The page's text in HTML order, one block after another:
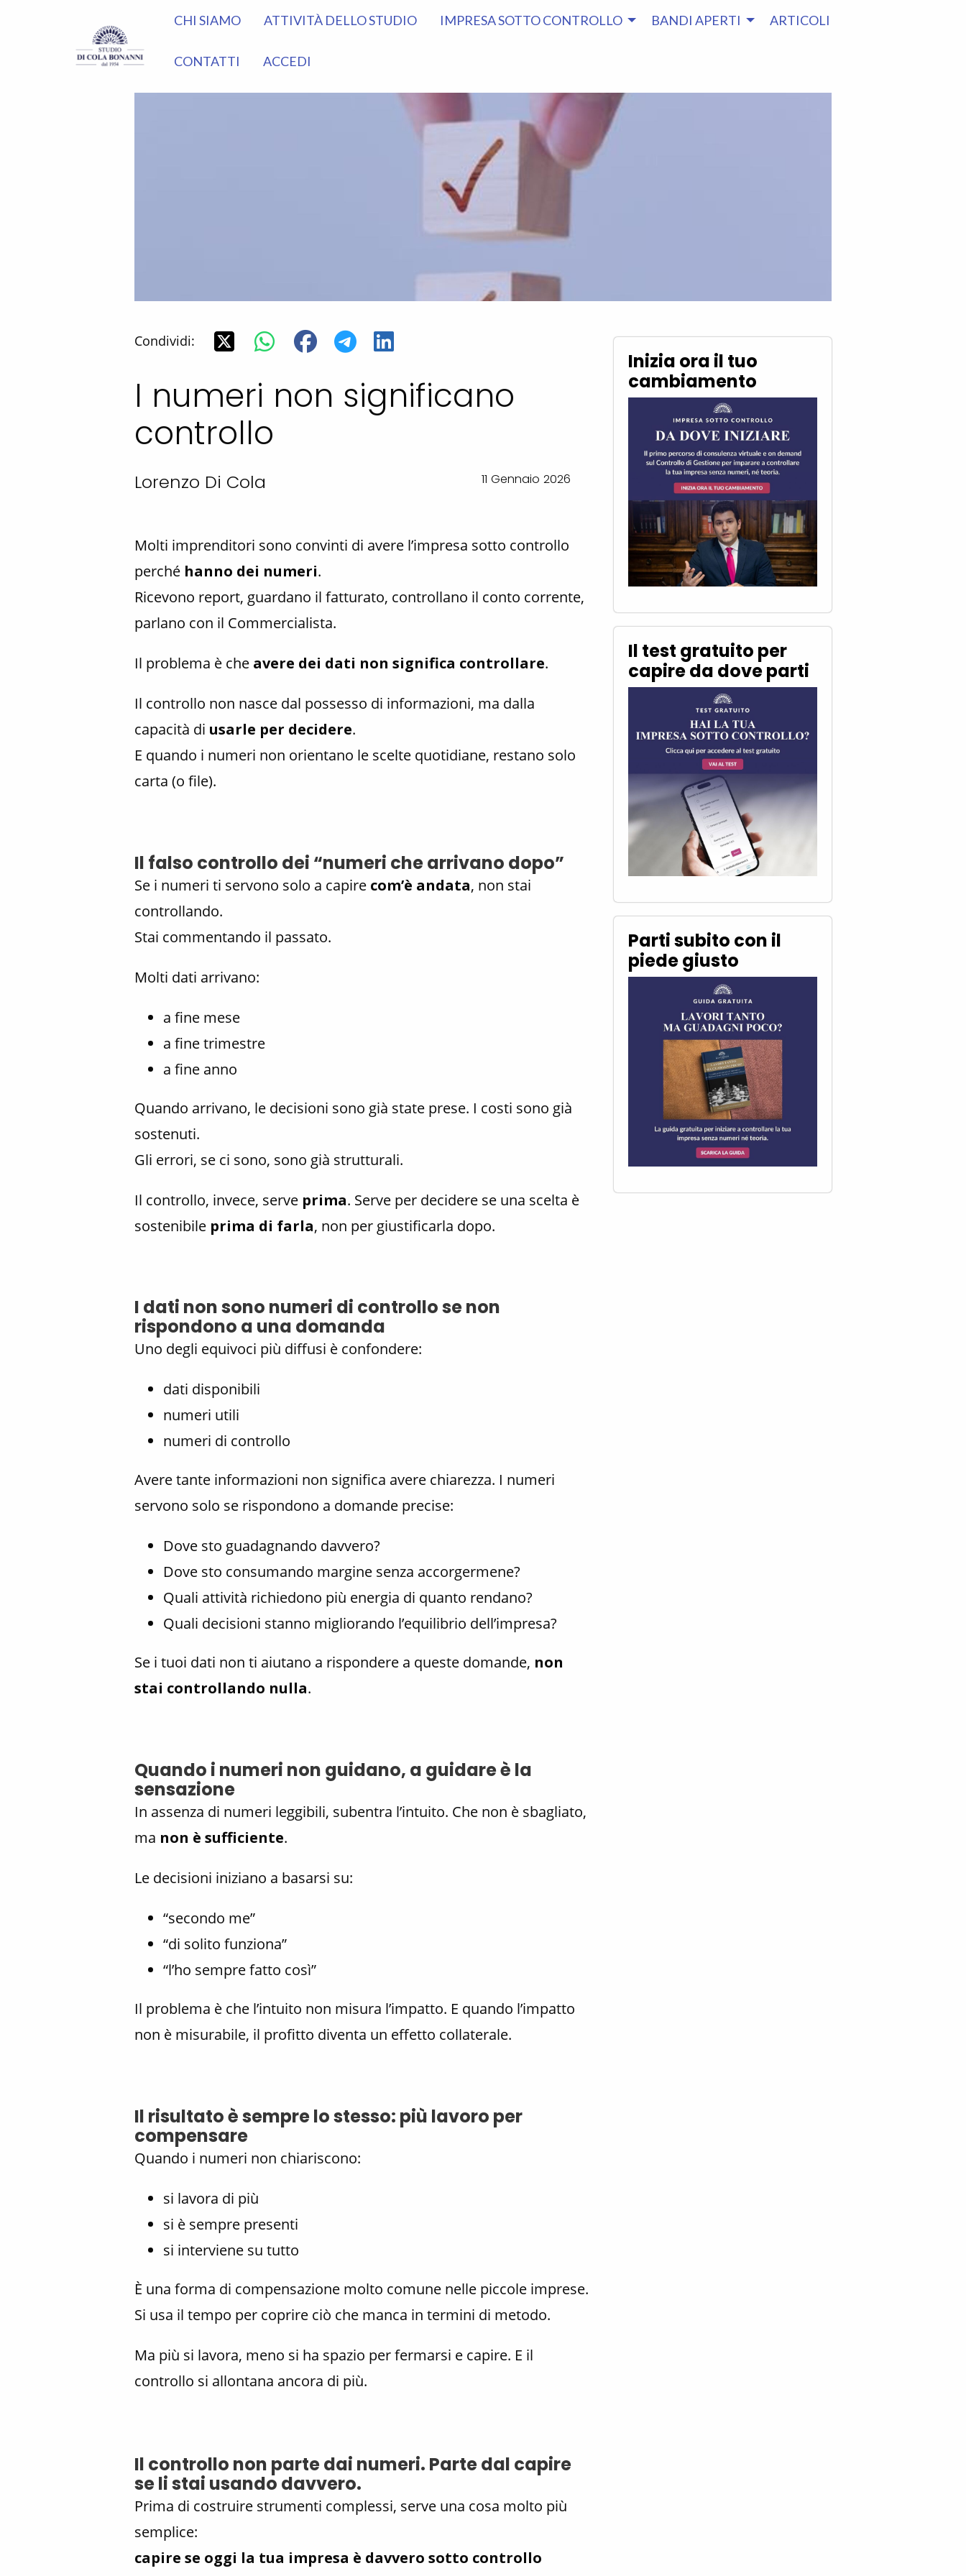
CHI SIAMO ATTIVITÀ DELLO STUDIO IMPRESA SOTTO CONTROLLO BANDI APERTI ARTICOLI
CONTATTI ACCEDI
Condividi:
I numeri non significano
controllo
Lorenzo Di Cola 11 Gennaio 2026
Molti imprenditori sono convinti di avere l’impresa sotto controllo
perché hanno dei numeri.
Ricevono report, guardano il fatturato, controllano il conto corrente,
parlano con il Commercialista.
Il problema è che avere dei dati non significa controllare.
Il controllo non nasce dal possesso di informazioni, ma dalla
capacità di usarle per decidere.
E quando i numeri non orientano le scelte quotidiane, restano solo
carta (o file).
Il falso controllo dei “numeri che arrivano dopo”
Se i numeri ti servono solo a capire com’è andata, non stai
controllando.
Stai commentando il passato.
Molti dati arrivano:
a fine mese
a fine trimestre
a fine anno
Quando arrivano, le decisioni sono già state prese. I costi sono già
sostenuti.
Gli errori, se ci sono, sono già strutturali.
Il controllo, invece, serve prima. Serve per decidere se una scelta è
sostenibile prima di farla, non per giustificarla dopo.
I dati non sono numeri di controllo se non
rispondono a una domanda
Uno degli equivoci più diffusi è confondere:
dati disponibili
numeri utili
numeri di controllo
Avere tante informazioni non significa avere chiarezza. I numeri
servono solo se rispondono a domande precise:
Dove sto guadagnando davvero?
Dove sto consumando margine senza accorgermene?
Quali attività richiedono più energia di quanto rendano?
Quali decisioni stanno migliorando l’equilibrio dell’impresa?
Se i tuoi dati non ti aiutano a rispondere a queste domande, non
stai controllando nulla.
Quando i numeri non guidano, a guidare è la
sensazione
In assenza di numeri leggibili, subentra l’intuito. Che non è sbagliato,
ma non è sufficiente.
Le decisioni iniziano a basarsi su:
“secondo me”
“di solito funziona”
“l’ho sempre fatto così”
Il problema è che l’intuito non misura l’impatto. E quando l’impatto
non è misurabile, il profitto diventa un effetto collaterale.
Il risultato è sempre lo stesso: più lavoro per
compensare
Quando i numeri non chiariscono:
si lavora di più
si è sempre presenti
si interviene su tutto
È una forma di compensazione molto comune nelle piccole imprese.
Si usa il tempo per coprire ciò che manca in termini di metodo.
Ma più si lavora, meno si ha spazio per fermarsi e capire. E il
controllo si allontana ancora di più.
Il controllo non parte dai numeri. Parte dal capire
se li stai usando davvero.
Prima di costruire strumenti complessi, serve una cosa molto più
semplice:
capire se oggi la tua impresa è davvero sotto controllo
Inizia ora il tuo
cambiamento
Il test gratuito per
capire da dove parti
Parti subito con il
piede giusto